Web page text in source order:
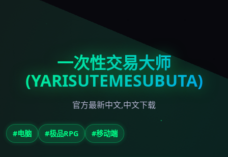
一次性交易大师
(YARISUTEMESUBUTA)
官方最新中文,中文下载
#电脑 #极品RPG #移动端